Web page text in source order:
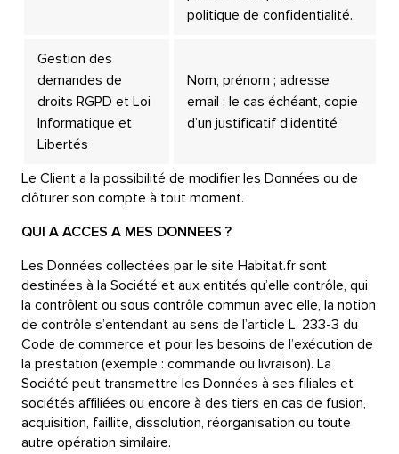
politique de confidentialité.
Gestion des
demandes de
droits RGPD et Loi
Informatique et
Libertés
Nom, prénom ; adresse
email ; le cas échéant, copie
d’un justificatif d’identité
Le Client a la possibilité de modifier les Données ou de
clôturer son compte à tout moment.
QUI A ACCES A MES DONNEES ?
Les Données collectées par le site Habitat.fr sont
destinées à la Société et aux entités qu’elle contrôle, qui
la contrôlent ou sous contrôle commun avec elle, la notion
de contrôle s’entendant au sens de l’article L. 233-3 du
Code de commerce et pour les besoins de l’exécution de
la prestation (exemple : commande ou livraison). La
Société peut transmettre les Données à ses filiales et
sociétés affiliées ou encore à des tiers en cas de fusion,
acquisition, faillite, dissolution, réorganisation ou toute
autre opération similaire.